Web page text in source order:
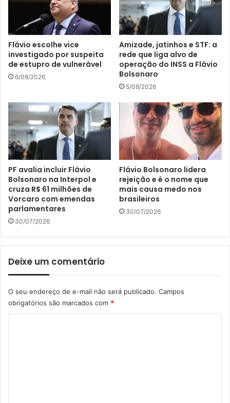
Flávio escolhe vice
investigado por suspeita
de estupro de vulnerável
6/08/2026
Amizade, jatinhos e STF: a
rede que liga alvo de
operação do INSS a Flávio
Bolsonaro
5/08/2026
PF avalia incluir Flávio
Bolsonaro na Interpol e
cruza R$ 61 milhões de
Vorcaro com emendas
parlamentares
30/07/2026
Flávio Bolsonaro lidera
rejeição e é o nome que
mais causa medo nos
brasileiros
30/07/2026
Deixe um comentário
O seu endereço de e-mail não será publicado. Campos
obrigatórios são marcados com *